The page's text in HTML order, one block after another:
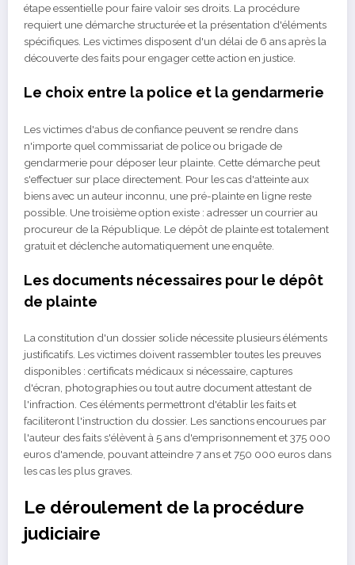
étape essentielle pour faire valoir ses droits. La procédure
requiert une démarche structurée et la présentation d'éléments
spécifiques. Les victimes disposent d'un délai de 6 ans après la
découverte des faits pour engager cette action en justice.
Le choix entre la police et la gendarmerie
Les victimes d'abus de confiance peuvent se rendre dans
n'importe quel commissariat de police ou brigade de
gendarmerie pour déposer leur plainte. Cette démarche peut
s'effectuer sur place directement. Pour les cas d'atteinte aux
biens avec un auteur inconnu, une pré-plainte en ligne reste
possible. Une troisième option existe : adresser un courrier au
procureur de la République. Le dépôt de plainte est totalement
gratuit et déclenche automatiquement une enquête.
Les documents nécessaires pour le dépôt
de plainte
La constitution d'un dossier solide nécessite plusieurs éléments
justificatifs. Les victimes doivent rassembler toutes les preuves
disponibles : certificats médicaux si nécessaire, captures
d'écran, photographies ou tout autre document attestant de
l'infraction. Ces éléments permettront d'établir les faits et
faciliteront l'instruction du dossier. Les sanctions encourues par
l'auteur des faits s'élèvent à 5 ans d'emprisonnement et 375 000
euros d'amende, pouvant atteindre 7 ans et 750 000 euros dans
les cas les plus graves.
Le déroulement de la procédure
judiciaire